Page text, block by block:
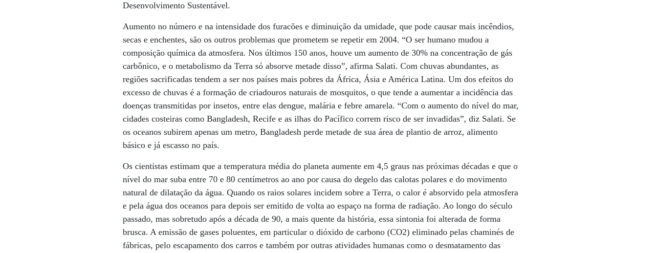
Desenvolvimento Sustentável.
Aumento no número e na intensidade dos furacões e diminuição da umidade, que pode causar mais incêndios,
secas e enchentes, são os outros problemas que prometem se repetir em 2004. “O ser humano mudou a
composição química da atmosfera. Nos últimos 150 anos, houve um aumento de 30% na concentração de gás
carbônico, e o metabolismo da Terra só absorve metade disso”, afirma Salati. Com chuvas abundantes, as
regiões sacrificadas tendem a ser nos países mais pobres da África, Ásia e América Latina. Um dos efeitos do
excesso de chuvas é a formação de criadouros naturais de mosquitos, o que tende a aumentar a incidência das
doenças transmitidas por insetos, entre elas dengue, malária e febre amarela. “Com o aumento do nível do mar,
cidades costeiras como Bangladesh, Recife e as ilhas do Pacífico correm risco de ser invadidas”, diz Salati. Se
os oceanos subirem apenas um metro, Bangladesh perde metade de sua área de plantio de arroz, alimento
básico e já escasso no país.
Os cientistas estimam que a temperatura média do planeta aumente em 4,5 graus nas próximas décadas e que o
nível do mar suba entre 70 e 80 centímetros ao ano por causa do degelo das calotas polares e do movimento
natural de dilatação da água. Quando os raios solares incidem sobre a Terra, o calor é absorvido pela atmosfera
e pela água dos oceanos para depois ser emitido de volta ao espaço na forma de radiação. Ao longo do século
passado, mas sobretudo após a década de 90, a mais quente da história, essa sintonia foi alterada de forma
brusca. A emissão de gases poluentes, em particular o dióxido de carbono (CO2) eliminado pelas chaminés de
fábricas, pelo escapamento dos carros e também por outras atividades humanas como o desmatamento das